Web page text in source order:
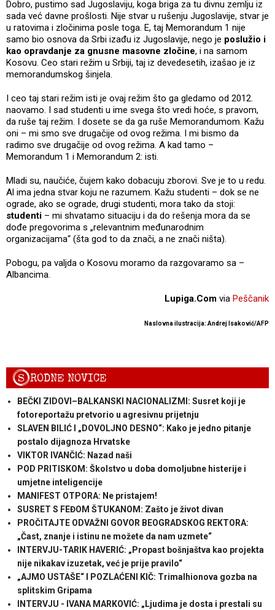
Dobro, pustimo sad Jugoslaviju, koga briga za tu divnu zemlju iz
sada već davne prošlosti. Nije stvar u rušenju Jugoslavije, stvar je
u ratovima i zločinima posle toga. E, taj Memorandum 1 nije
samo bio osnova da Srbi izađu iz Jugoslavije, nego je poslužio i
kao opravdanje za gnusne masovne zločine, i na samom
Kosovu. Ceo stari režim u Srbiji, taj iz devedesetih, izašao je iz
memorandumskog šinjela.
I ceo taj stari režim isti je ovaj režim što ga gledamo od 2012.
naovamo. I sad studenti u ime svega što vredi hoće, s pravom,
da ruše taj režim. I dosete se da ga ruše Memorandumom. Kažu
oni – mi smo sve drugačije od ovog režima. I mi bismo da
radimo sve drugačije od ovog režima. A kad tamo –
Memorandum 1 i Memorandum 2: isti.
Mladi su, naučiće, čujem kako dobacuju zborovi. Sve je to u redu.
Al ima jedna stvar koju ne razumem. Kažu studenti – dok se ne
ograde, ako se ograde, drugi studenti, mora tako da stoji:
studenti – mi shvatamo situaciju i da do rešenja mora da se
dođe pregovorima s „relevantnim međunarodnim
organizacijama“ (šta god to da znači, a ne znači ništa).
Pobogu, pa valjda o Kosovu moramo da razgovaramo sa –
Albancima.
Lupiga.Com via Peščanik
Naslovna ilustracija: Andrej Isaković/AFP
SRODNE NOVICE
BEČKI ZIDOVI–BALKANSKI NACIONALIZMI: Susret koji je
fotoreportažu pretvorio u agresivnu prijetnju
SLAVEN BILIĆ I „DOVOLJNO DESNO“: Kako je jedno pitanje
postalo dijagnoza Hrvatske
VIKTOR IVANČIĆ: Nazad naši
POD PRITISKOM: Školstvo u doba domoljubne histerije i
umjetne inteligencije
MANIFEST OTPORA: Ne pristajem!
SUSRET S FEĐOM ŠTUKANOM: Zašto je život divan
PROČITAJTE ODVAŽNI GOVOR BEOGRADSKOG REKTORA:
„Čast, znanje i istinu ne možete da nam uzmete“
INTERVJU-TARIK HAVERIĆ: „Propast bošnjaštva kao projekta
nije nikakav izuzetak, već je prije pravilo“
„AJMO USTAŠE“ I POZLAĆENI KIČ: Trimalhionova gozba na
splitskim Gripama
INTERVJU - IVANA MARKOVIĆ: „Ljudima je dosta i prestali su